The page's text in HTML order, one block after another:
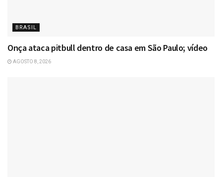
BRASIL
Onça ataca pitbull dentro de casa em São Paulo; vídeo
AGOSTO 8, 2026